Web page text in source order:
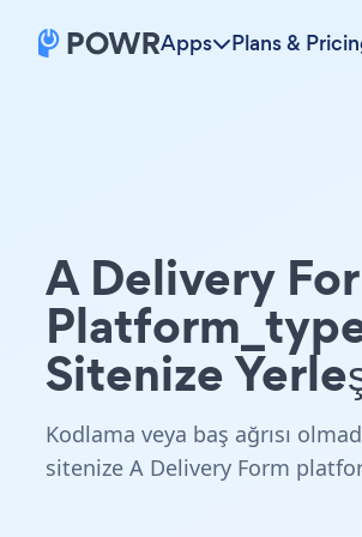
Apps Plans &
A Delivery
Sitenize
Kodlama veya baş ağrısı
sitenize A Delivery Form